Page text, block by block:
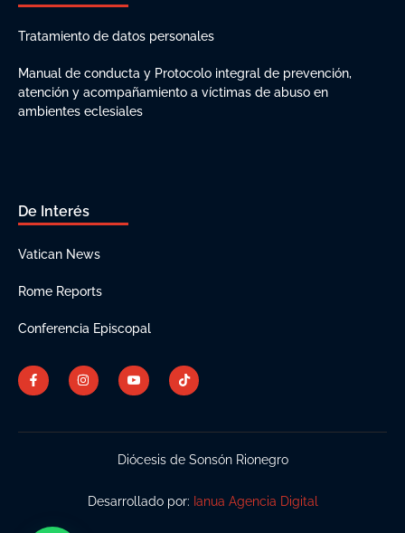
Tratamiento de datos personales
Manual de conducta y Protocolo integral de prevención,
atención y acompañamiento a víctimas de abuso en
ambientes eclesiales
De Interés
Vatican News
Rome Reports
Conferencia Episcopal
Diócesis de Sonsón Rionegro
Desarrollado por: Ianua Agencia Digital